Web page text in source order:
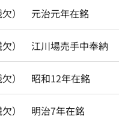
欠） 元治元年在銘
欠） 江川場売手中奉納
欠） 昭和12年在銘
欠） 明治7年在銘